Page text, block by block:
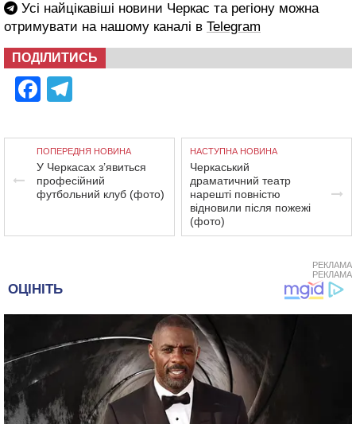
Усі найцікавіші новини Черкас та регіону можна
отримувати на нашому каналі в Telegram
ПОДІЛИТИСЬ
Facebook
ПОПЕРЕДНЯ НОВИНА
У Черкасах з’явиться
професійний
футбольний клуб (фото)
НАСТУПНА НОВИНА
Черкаський
драматичний театр
нарешті повністю
відновили після пожежі
(фото)
РЕКЛАМА
РЕКЛАМА